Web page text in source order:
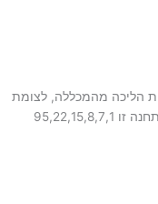
אוטובוס במרחק 2 דקות הליכה מהמכללה, לצומת